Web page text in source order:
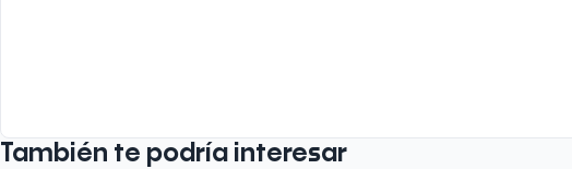
También te podría interesar